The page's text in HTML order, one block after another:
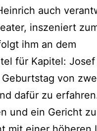
auch
inszeniert
ihm an dem
für Kapitel: Josef
von
dafür zu
und ein Gericht